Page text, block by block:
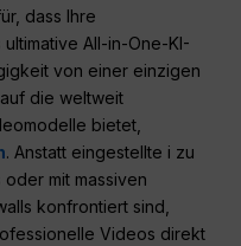
dass Ihre
All-in-One-KI-
von einer einzigen
die weltweit
bietet,
. Anstatt eingestellte i zu
oder mit massiven
konfrontiert sind,
Videos direkt